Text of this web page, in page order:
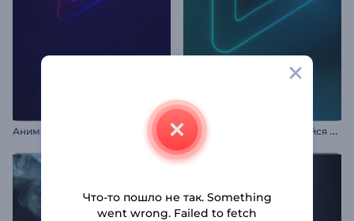
А
нимация лого: Светящийся неон
Что-то пошло не так. Something
went wrong. Failed to fetch